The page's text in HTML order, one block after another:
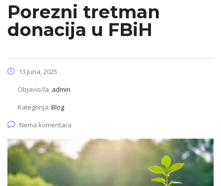
Porezni tretman
donacija u FBiH
13 Juna, 2025
Objavio/la: admin
Kategorija: Blog
Nema komentara